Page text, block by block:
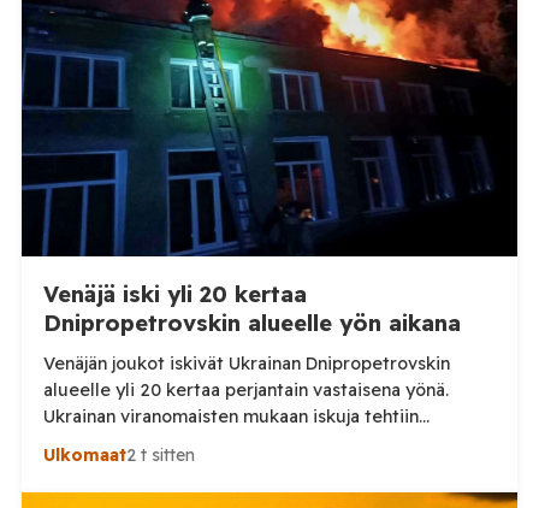
Venäjä iski yli 20 kertaa
Dnipropetrovskin alueelle yön aikana
Venäjän joukot iskivät Ukrainan Dnipropetrovskin
alueelle yli 20 kertaa perjantain vastaisena yönä.
Ukrainan viranomaisten mukaan iskuja tehtiin
drooneilla ja tykistöllä viidelle eri alueelle.
alueellisen sotilashallinnon johtaja Oleksandr Hanzha
Ulkomaat2 t sitten